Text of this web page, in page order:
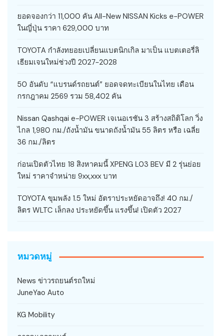
ยอดจองกว่า 11,000 คัน All-New NISSAN Kicks e-POWER
ในญี่ปุ่น ราคา 629,000 บาท
TOYOTA กำลังทยอยเปลี่ยนแบตนิกเกิล มาเป็น แบตเตอรี่ลิ
เธียมเจนใหม่ช่วงปี 2027-2028
50 อันดับ “แบรนด์รถยนต์” ยอดจดทะเบียนในไทย เดือน
กรกฎาคม 2569 รวม 58,402 คัน
Nissan Qashqai e-POWER เจเนอเรชัน 3 สร้างสถิติโลก วิ่ง
ไกล 1,980 กม./ถังน้ำมัน ขนาดถังน้ำมัน 55 ลิตร หรือ เฉลี่ย
36 กม./ลิตร
ก่อนเปิดตัวไทย 18 สิงหาคมนี้ XPENG L03 BEV มี 2 รุ่นย่อย
ใหม่ ราคาจำหน่าย 9xx,xxx บาท
TOYOTA ขุมพลัง 1.5 ใหม่ อัตราประหยัดอาจถึง! 40 กม./
ลิตร WLTC เล็กลง ประหยัดขึ้น แรงขึ้น! เปิดตัว 2027
หมวดหมู่
News ข่าวรถยนต์รถใหม่
JuneYao Auto
KG Mobility